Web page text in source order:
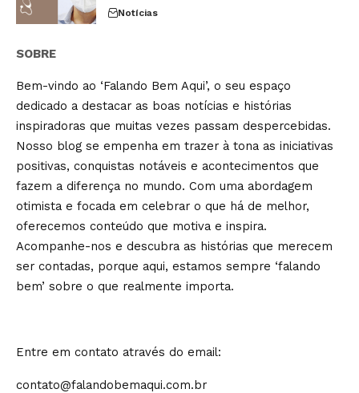
Notícias
SOBRE
Bem-vindo ao ‘Falando Bem Aqui’, o seu espaço
dedicado a destacar as boas notícias e histórias
inspiradoras que muitas vezes passam despercebidas.
Nosso blog se empenha em trazer à tona as iniciativas
positivas, conquistas notáveis e acontecimentos que
fazem a diferença no mundo. Com uma abordagem
otimista e focada em celebrar o que há de melhor,
oferecemos conteúdo que motiva e inspira.
Acompanhe-nos e descubra as histórias que merecem
ser contadas, porque aqui, estamos sempre ‘falando
bem’ sobre o que realmente importa.
Entre em contato através do email:
contato@falandobemaqui.com.br